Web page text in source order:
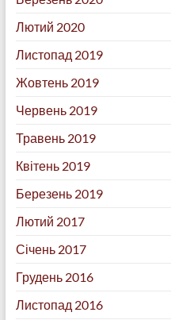
Лютий 2020
Листопад 2019
Жовтень 2019
Червень 2019
Травень 2019
Квітень 2019
Березень 2019
Лютий 2017
Січень 2017
Грудень 2016
Листопад 2016